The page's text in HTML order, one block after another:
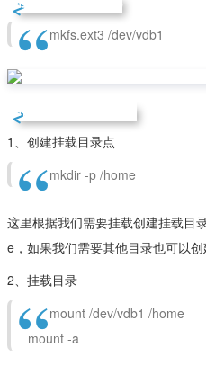
mkfs.ext3 /dev/vdb1
第四、挂载磁盘目录
1、创建挂载目录点
mkdir -p /home
这里根据我们需要挂载创建挂载目
e，如果我们需要其他目录也可以创
2、挂载目录
mount /dev/vdb1 /home
mount -a